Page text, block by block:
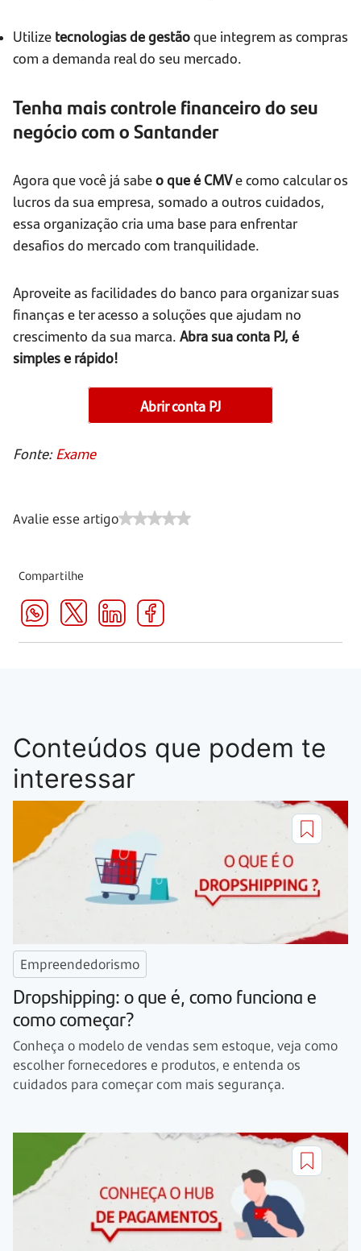
Utilize tecnologias de gestãoque integrem as compras
com a demanda real do seu mercado.
Tenha mais controle financeiro do seu
negócio com o Santander
Agora que você já sabeo que é CMVe como calcular os
lucros da sua empresa, somado a outros cuidados,
essa organização cria uma base para enfrentar
desafios do mercado com tranquilidade.
Aproveite as facilidades do banco para organizar suas
finanças e ter acesso a soluções que ajudam no
crescimento da sua marca. Abra sua conta PJ, é
simples e rápido!
Abrir conta PJ
Fonte:Exame
Avalie esse artigo
Compartilhe
Conteúdos que podem te
interessar
Empreendedorismo
Dropshipping: o que é, como funciona e
como começar?
Conheça o modelo de vendas sem estoque, veja como
escolher fornecedores e produtos, e entenda os
cuidados para começar com mais segurança.